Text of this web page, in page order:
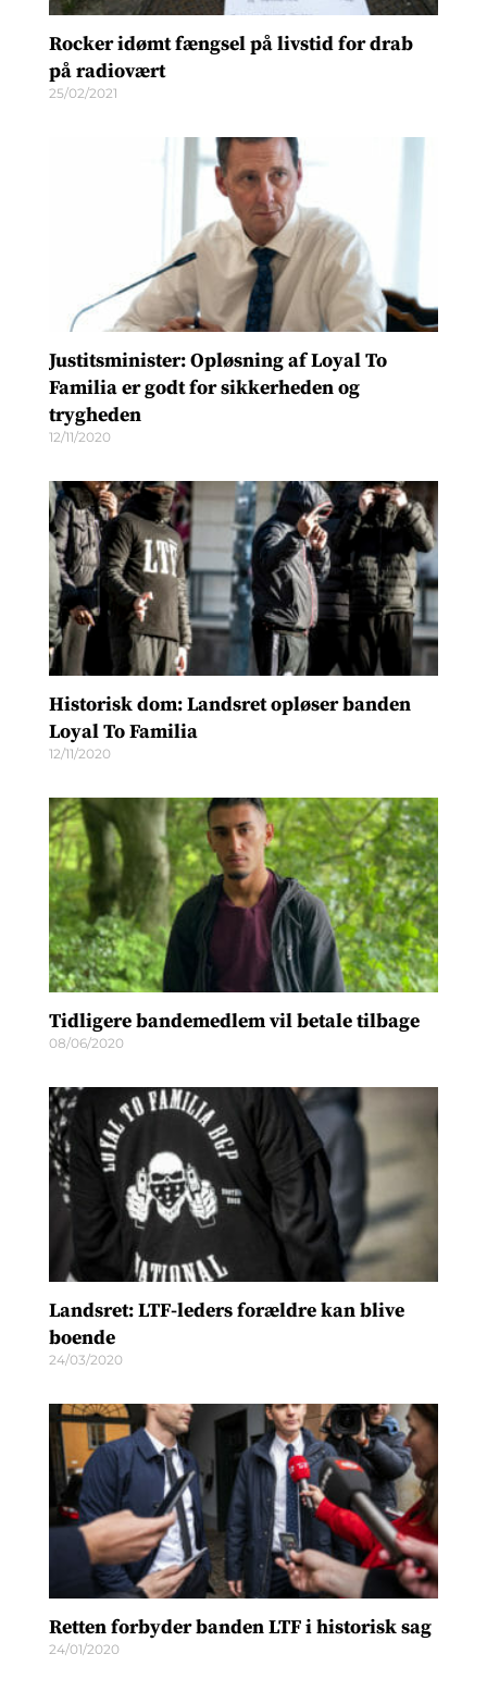
Rocker idømt fængsel på livstid for drab
på radiovært
25/02/2021
Justitsminister: Opløsning af Loyal To
Familia er godt for sikkerheden og
trygheden
12/11/2020
Historisk dom: Landsret opløser banden
Loyal To Familia
12/11/2020
Tidligere bandemedlem vil betale tilbage
08/06/2020
Landsret: LTF-leders forældre kan blive
boende
24/03/2020
Retten forbyder banden LTF i historisk sag
24/01/2020